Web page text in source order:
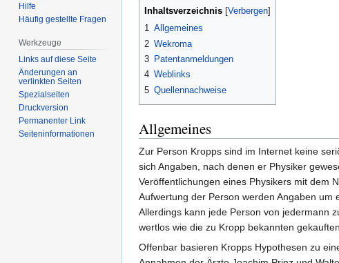
Inhaltsverzeichnis
1 Allgemeines
2 Wekroma
3 Patentanmeldungen
4 Weblinks
5 Quellennachweise
Allgemeines
Zur Person Kropps sind im Internet keine
sich Angaben, nach denen er Physiker
Veröffentlichungen eines Physikers mit dem
Aufwertung der Person werden Angaben um
Allerdings kann jede Person von jedermann
wertlos wie die zu Kropp bekannten gekauften
Offenbar basieren Kropps Hypothesen zu
Hilfe
Häufig gestellte Fragen
Werkzeuge
Links auf diese Seite
Änderungen an
verlinkten Seiten
Spezialseiten
Druckversion
Permanenter Link
Seiten­informationen